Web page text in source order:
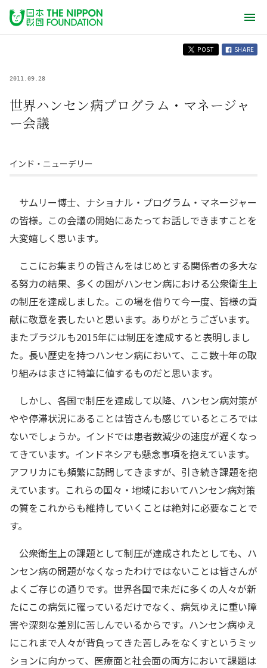
POST SHARE
2011.09.28
世界ハンセン病プログラム・マネージャ
ー会議
インド・ニューデリー
サムリー博士、ナショナル・プログラム・マネージャー
の皆様。この会議の開始にあたってお話しできますことを
大変嬉しく思います。
ここにお集まりの皆さんをはじめとする関係者の多大な
る努力の結果、多くの国がハンセン病における公衆衛生上
の制圧を達成しました。この場を借りて今一度、皆様の貢
献に敬意を表したいと思います。ありがとうございます。
またブラジルも2015年には制圧を達成すると表明しまし
た。長い歴史を持つハンセン病において、ここ数十年の取
り組みはまさに特筆に値するものだと思います。
しかし、各国で制圧を達成して以降、ハンセン病対策が
やや停滞状況にあることは皆さんも感じているところでは
ないでしょうか。インドでは患者数減少の速度が遅くなっ
てきています。インドネシアも懸念事項を抱えています。
アフリカにも頻繁に訪問してきますが、引き続き課題を抱
えています。これらの国々・地域においてハンセン病対策
の質をこれからも維持していくことは絶対に必要なことで
す。
公衆衛生上の課題として制圧が達成されたとしても、ハ
ンセン病の問題がなくなったわけではないことは皆さんが
よくご存じの通りです。世界各国で未だに多くの人々が新
たにこの病気に罹っているだけでなく、病気ゆえに重い障
害や深刻な差別に苦しんでいるからです。ハンセン病ゆえ
にこれまで人々が背負ってきた苦しみをなくすというミッ
ションに向かって、医療面と社会面の両方において課題は